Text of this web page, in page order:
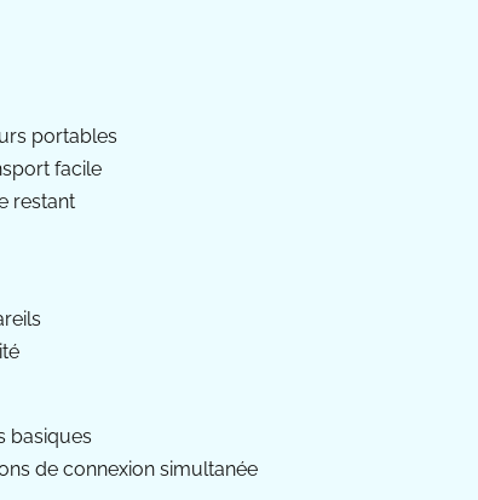
portables
facile
restant
basiques
de connexion simultanée